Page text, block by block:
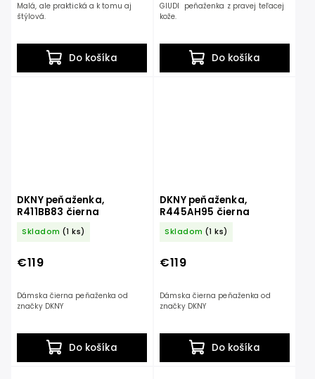
Do košíka
Malá, ale praktická a k tomu aj
štýlová.
Do košíka
GIUDI peňaženka z pravej teľacej
kože.
DKNY peňaženka,
R411BB83 čierna
Skladom (1 ks)
€119
Do košíka
Dámska čierna peňaženka od
značky DKNY
DKNY peňaženka,
R445AH95 čierna
Skladom (1 ks)
€119
Do košíka
Dámska čierna peňaženka od
značky DKNY